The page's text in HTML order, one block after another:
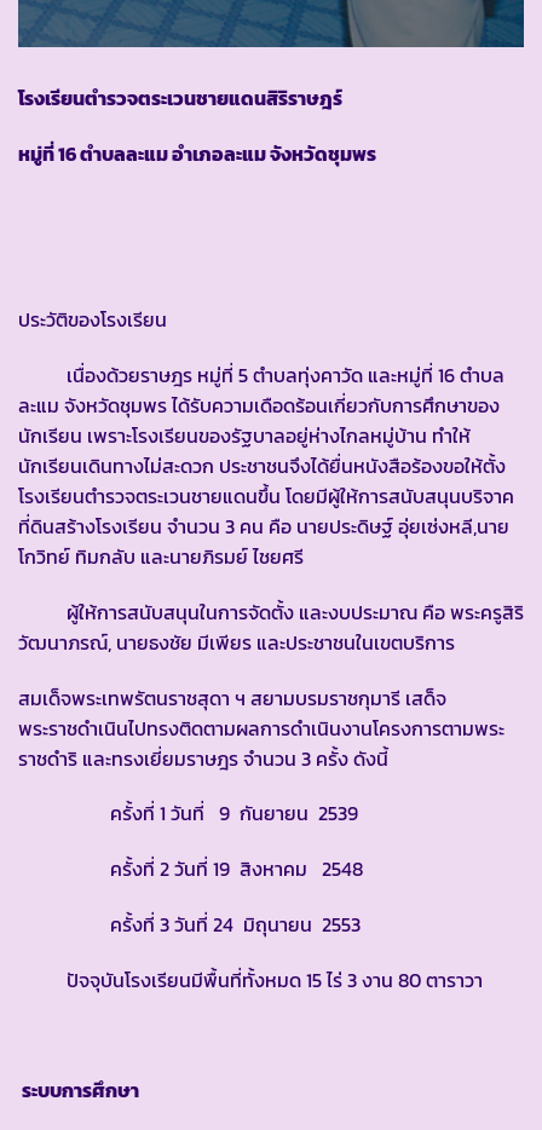
โรงเรียนตำรวจตระเวนชายแดนสิริราษฎร์
หมู่ที่ 16 ตำบลละแม อำเภอละแม จังหวัดชุมพร
ประวัติของโรงเรียน
เนื่องด้วยราษฎร หมู่ที่ 5 ตำบลทุ่งคาวัด และหมู่ที่ 16 ตำบล
ละแม จังหวัดชุมพร ได้รับความเดือดร้อนเกี่ยวกับการศึกษาของ
นักเรียน เพราะโรงเรียนของรัฐบาลอยู่ห่างไกลหมู่บ้าน ทำให้
นักเรียนเดินทางไม่สะดวก ประชาชนจึงได้ยื่นหนังสือร้องขอให้ตั้ง
โรงเรียนตำรวจตระเวนชายแดนขึ้น โดยมีผู้ให้การสนับสนุนบริจาค
ที่ดินสร้างโรงเรียน จำนวน 3 คน คือ นายประดิษฐ์ อุ่ยเซ่งหลี,นาย
โกวิทย์ ทิมกลับ และนายภิรมย์ ไชยศรี
ผู้ให้การสนับสนุนในการจัดตั้ง และงบประมาณ คือ พระครูสิริ
วัฒนาภรณ์, นายธงชัย มีเพียร และประชาชนในเขตบริการ
สมเด็จพระเทพรัตนราชสุดา ฯ สยามบรมราชกุมารี เสด็จ
พระราชดำเนินไปทรงติดตามผลการดำเนินงานโครงการตามพระ
ราชดำริ และทรงเยี่ยมราษฎร จำนวน 3 ครั้ง ดังนี้
ครั้งที่ 1 วันที่ 9 กันยายน 2539
ครั้งที่ 2 วันที่ 19 สิงหาคม 2548
ครั้งที่ 3 วันที่ 24 มิถุนายน 2553
ปัจจุบันโรงเรียนมีพื้นที่ทั้งหมด 15 ไร่ 3 งาน 80 ตาราวา
ระบบการศึกษา